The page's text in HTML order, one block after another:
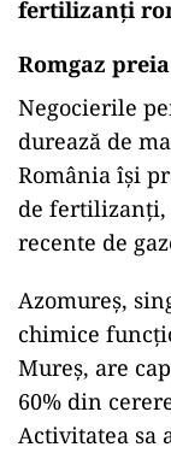
fertilizanți
Romgaz
Negocierile
durează de
România își
de fertilizanți,
recente de